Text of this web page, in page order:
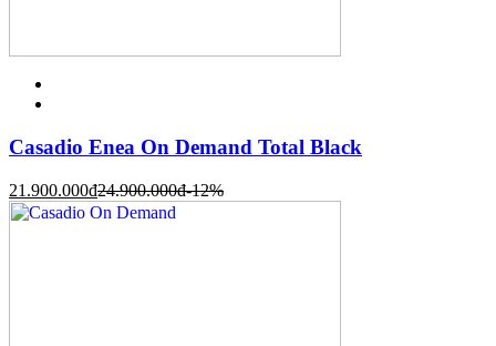
Casadio Enea On Demand Total Black
21.900.000đ24.900.000đ-12%